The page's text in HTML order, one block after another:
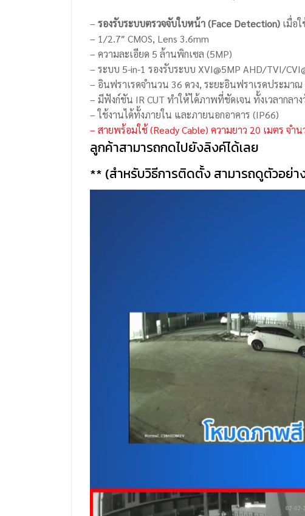
– รองรับระบบตรวจจับใบหน้า (Face Detection) เมื่อ
– 1/2.7″ CMOS, Lens 3.6mm
– ความละเอียด 5 ล้านพิกเซล (5MP)
– ระบบ 5-in-1 รองรับระบบ XVI@5MP AHD/TVI/
– อินฟราเรดจำนวน 36 ดวง, ระยะอินฟราเรดประมาณ
– มีฟังก์ชัน IR CUT ทำให้ได้ภาพที่ชัดเจน ทั้งเวลากลา
– ใช้งานได้ทั้งภายใน และภายนอกอาคาร (IP66)
– สายพร้อมใช้ (Ready Cable) ความยาว 20 เมตร จำ
ลูกค้าสามารถกดไปยังลิงค์ได้เลย
** (สำหรับวิธีการติดตั้ง สามารถดูตัวอย่